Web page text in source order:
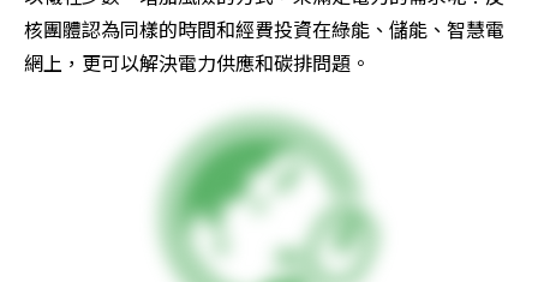
核團體認為同樣的時間和經費投資在綠能、儲能、智慧電
網上，更可以解決電力供應和碳排問題。